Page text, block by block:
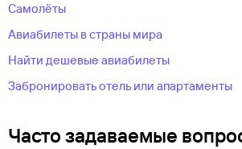
Самолёты
Авиабилеты в страны мира
Найти дешевые авиабилеты
Забронировать отель или апартаменты
Часто задаваемые